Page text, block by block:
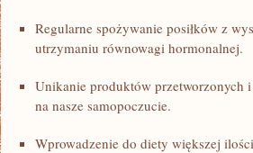
Regularne ⁤spożywanie​ posiłków z
utrzymaniu równowagi hormonalnej.
Unikanie produktów ⁤przetworzonych
na nasze samopoczucie.
Wprowadzenie do diety większej